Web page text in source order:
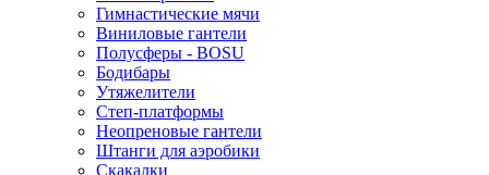
Гимнастические мячи
Виниловые гантели
Полусферы - BOSU
Бодибары
Утяжелители
Степ-платформы
Неопреновые гантели
Штанги для аэробики
Скакалки